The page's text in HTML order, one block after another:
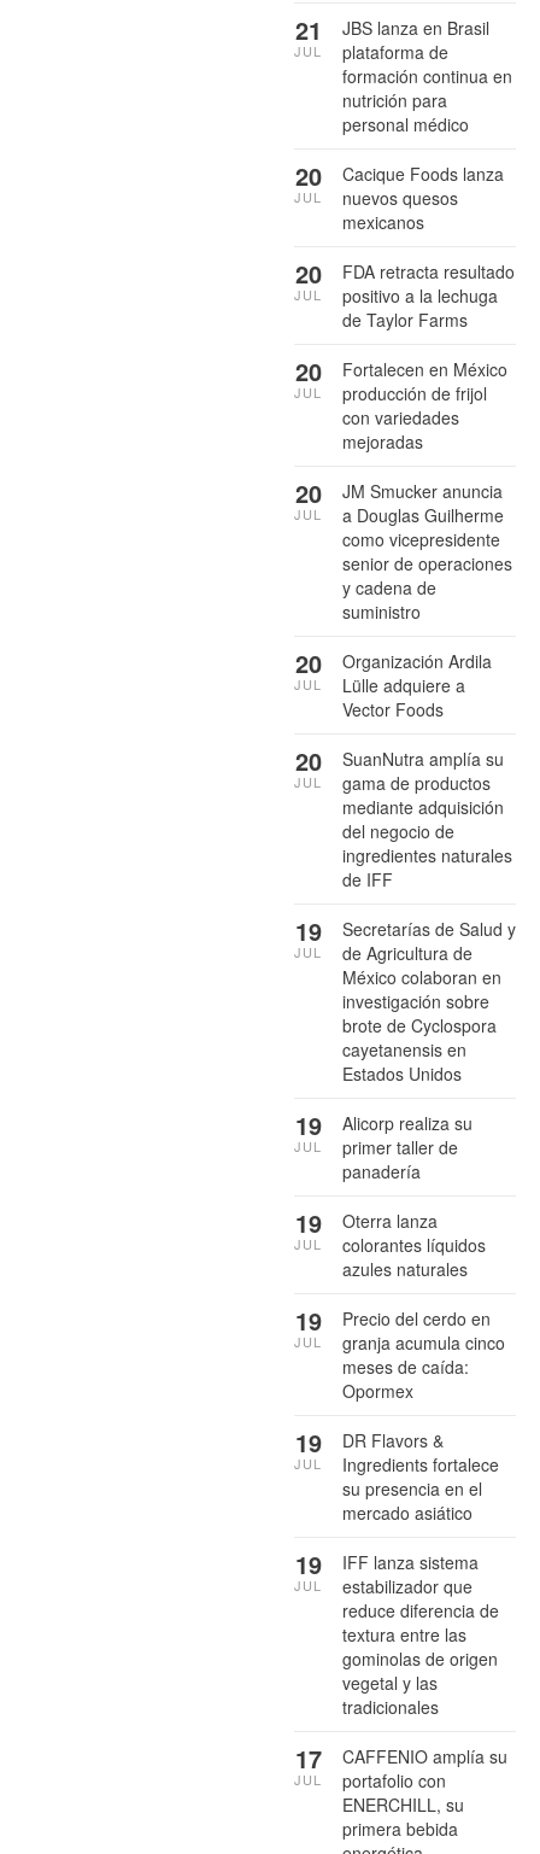
JBS lanza en Brasil
plataforma de
formación continua en
nutrición para
personal médico
21
JUL
Cacique Foods lanza
nuevos quesos
mexicanos
20
JUL
FDA retracta resultado
positivo a la lechuga
de Taylor Farms
20
JUL
Fortalecen en México
producción de frijol
con variedades
mejoradas
20
JUL
JM Smucker anuncia
a Douglas Guilherme
como vicepresidente
senior de operaciones
y cadena de
suministro
20
JUL
Organización Ardila
Lülle adquiere a
Vector Foods
20
JUL
SuanNutra amplía su
gama de productos
mediante adquisición
del negocio de
ingredientes naturales
de IFF
20
JUL
Secretarías de Salud y
de Agricultura de
México colaboran en
investigación sobre
brote de Cyclospora
cayetanensis en
Estados Unidos
19
JUL
Alicorp realiza su
primer taller de
panadería
19
JUL
Oterra lanza
colorantes líquidos
azules naturales
19
JUL
Precio del cerdo en
granja acumula cinco
meses de caída:
Opormex
19
JUL
DR Flavors &
Ingredients fortalece
su presencia en el
mercado asiático
19
JUL
IFF lanza sistema
estabilizador que
reduce diferencia de
textura entre las
gominolas de origen
vegetal y las
tradicionales
19
JUL
CAFFENIO amplía su
portafolio con
ENERCHILL, su
primera bebida
17
JUL